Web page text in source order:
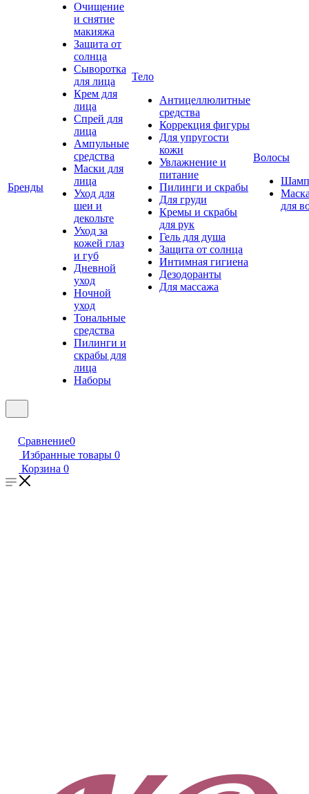
Бренды
Очищение
и снятие
макияжа
Защита от
солнца
Сыворотка
для лица
Крем для
лица
Спрей для
лица
Ампульные
средства
Маски для
лица
Уход для
шеи и
декольте
Уход за
кожей глаз
и губ
Дневной
уход
Ночной
уход
Тональные
средства
Пилинги и
скрабы для
лица
Наборы
Тело
Антицеллюлитные
средства
Коррекция фигуры
Для упругости
кожи
Увлажнение и
питание
Пилинги и скрабы
Для груди
Кремы и скрабы
для рук
Гель для душа
Защита от солнца
Интимная гигиена
Дезодоранты
Для массажа
Волосы
для
Сравнение0
Избранные товары 0
Корзина 0